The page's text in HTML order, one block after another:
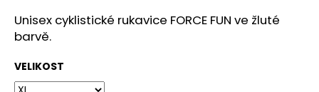
hvězdiček.
Unisex cyklistické rukavice FORCE FUN ve žluté
barvě.
VELIKOST